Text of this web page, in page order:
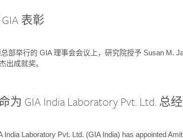
表彰
部举行的 GIA 理事会会议上，研究院授予 Susan M.
出成就奖。
为 GIA India Laboratory Pvt. Ltd. 总
India Laboratory Pvt. Ltd. (GIA India) has appointed